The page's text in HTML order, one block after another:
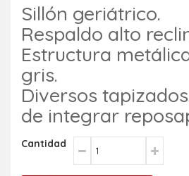
Sillón geriátrico.
Respaldo alto
Estructura
gris.
Diversos
de integrar
Cantidad